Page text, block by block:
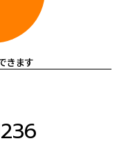
きます